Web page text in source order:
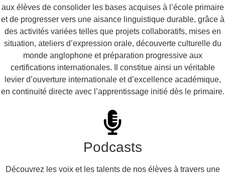
aux élèves de consolider les bases acquises à l’école primaire
et de progresser vers une aisance linguistique durable, grâce à
des activités variées telles que projets collaboratifs, mises en
situation, ateliers d’expression orale, découverte culturelle du
monde anglophone et préparation progressive aux
certifications internationales. Il constitue ainsi un véritable
levier d’ouverture internationale et d’excellence académique,
en continuité directe avec l’apprentissage initié dès le primaire.
Podcasts
Découvrez les voix et les talents de nos élèves à travers une